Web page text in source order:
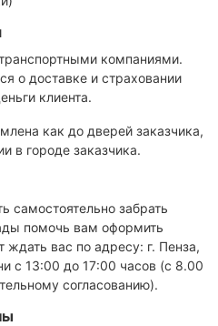
компаниями.
о доставке и страховании
клиента.
как до дверей заказчика,
в городе заказчика.
самостоятельно забрать
помочь вам оформить
вас по адресу: г. Пенза,
с 13:00 до 17:00 часов (с 8.00
согласованию).